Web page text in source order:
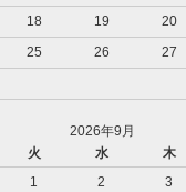
18 19 20
25 26 27
2026年9月
火 水 木
1
2 3